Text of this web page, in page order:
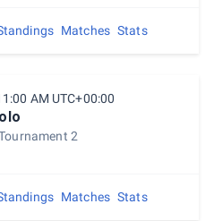
Matches Stats
AM UTC+00:00
2
Matches Stats